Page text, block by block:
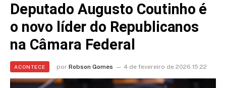
Deputado Augusto Coutinho é
o novo líder do Republicanos
na Câmara Federal
ACONTECE por Robson Gomes 4 de fevereiro de 2026 15:22